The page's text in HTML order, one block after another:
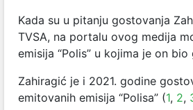
Kada su u pitanju gostovanja
TVSA, na portalu ovog medija
emisija “Polis” u kojima je on bio
Zahiragić je i 2021. godine
emitovanih emisija “Polisa” (1, 2,